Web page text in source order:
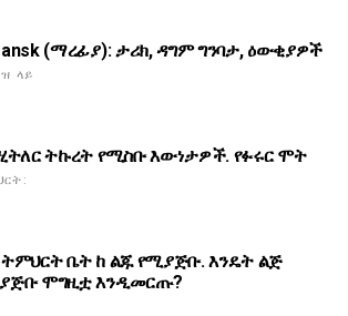
(ማረፊያ): ታሪክ, ዳግም ግንባታ, ዕውቂያዎች
ላይ
ትኩረት የሚስቡ እውነታዎች. የፉሩር ሞት
ቤት ከ ልጁ የሚያጅቡ. እንዴት ልጅ
ሞግዚቷ እንዲመርጡ?